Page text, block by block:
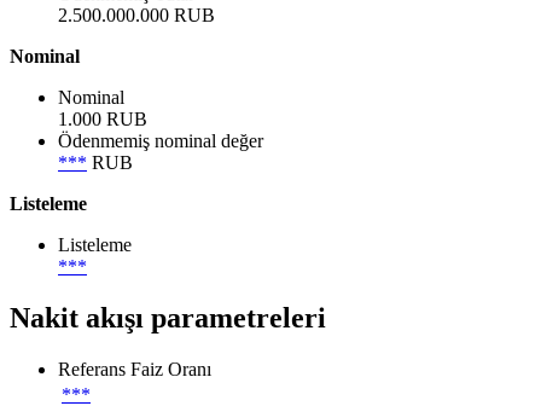
2.500.000.000 RUB
Nominal
Nominal
1.000 RUB
Ödenmemiş nominal değer
*** RUB
Listeleme
Listeleme
***
Nakit akışı parametreleri
Referans Faiz Oranı
***